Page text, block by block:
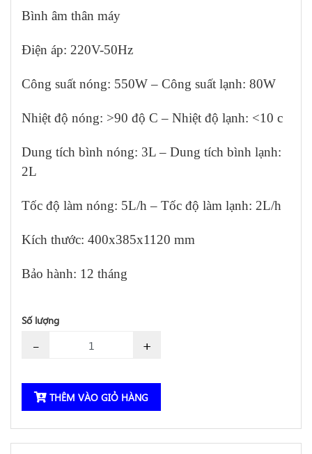
Bình âm thân máy
Điện áp: 220V-50Hz
Công suất nóng: 550W – Công suất lạnh: 80W
Nhiệt độ nóng: >90 độ C – Nhiệt độ lạnh: <10 c
Dung tích bình nóng: 3L – Dung tích bình lạnh:
2L
Tốc độ làm nóng: 5L/h – Tốc độ làm lạnh: 2L/h
Kích thước: 400x385x1120 mm
Bảo hành: 12 tháng
Số lượng
- +
THÊM VÀO GIỎ HÀNG